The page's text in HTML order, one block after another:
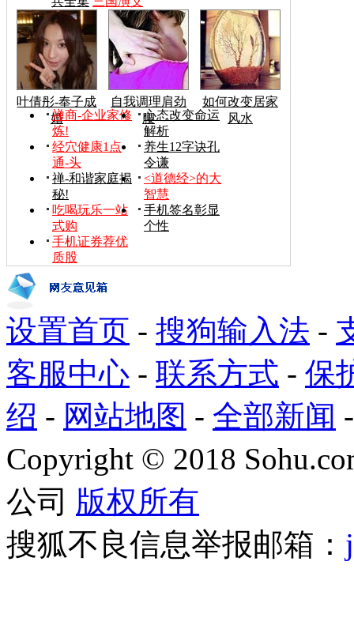
叶倩彤-奉子成
婚
自我调理肩劲
腰
如何改变居家
风水
禅商-企业家修
炼!
心态改变命运
解析
经穴健康1点
通-头
养生12字诀孔
令谦
禅-和谐家庭揭
秘!
<道德经>的大
智慧
吃喝玩乐一站
式购
手机签名彰显
个性
手机证券荐优
质股
设置首页 - 搜狗输入法 -
客服中心 - 联系方式 - 保
绍 - 网站地图 - 全部新闻
Copyright © 2018
公司 版权所有
搜狐不良信息举报邮箱：